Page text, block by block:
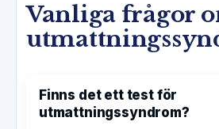
Vanliga frågor
Finns det ett test för
utmattningssyndrom?